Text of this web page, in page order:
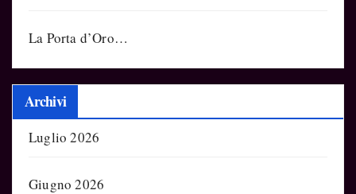
La Porta d’Oro…
Archivi
Luglio 2026
Giugno 2026